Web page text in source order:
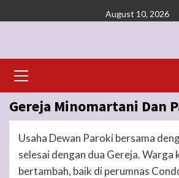
to
August 10, 2026
Menu
Gereja Minomartani Dan
Usaha Dewan Paroki bersama
selesai dengan dua Gereja. Warga
bertambah, baik di perumnas